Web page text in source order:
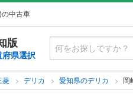
の中古車
版
府県選択
菱 デリカ 愛知県のデリカ 岡